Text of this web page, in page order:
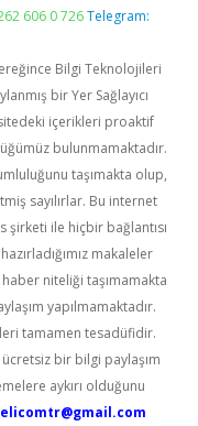
606 0 726 Telegram:
Bilgi Teknolojileri
bir Yer Sağlayıcı
içerikleri proaktif
bulunmamaktadır.
taşımakta olup,
sayılırlar. Bu internet
şirketi ile hiçbir bağlantısı
makaleler
niteliği taşımamakta
yapılmamaktadır.
tamamen tesadüfidir.
bir bilgi paylaşım
aykırı olduğunu